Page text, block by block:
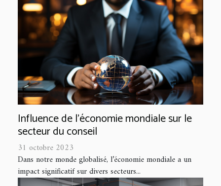
Influence de l'économie mondiale sur le
secteur du conseil
31 octobre 2023
Dans notre monde globalisé, l’économie mondiale a un
impact significatif sur divers secteurs...